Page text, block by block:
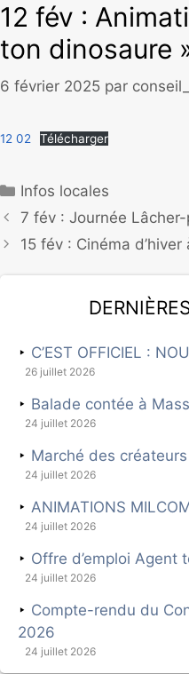
12 fév :
ton dinosaure
6 février 2025 par
12 02 Télécharger
Infos locales
7 fév : Journée
15 fév : Cinéma d’hiver
C’EST OFFICIEL :
26 juillet 2026
Balade contée à
24 juillet 2026
Marché des
24 juillet 2026
ANIMATIONS
24 juillet 2026
Offre d’emploi Agent
24 juillet 2026
Compte-rendu du
2026
24 juillet 2026